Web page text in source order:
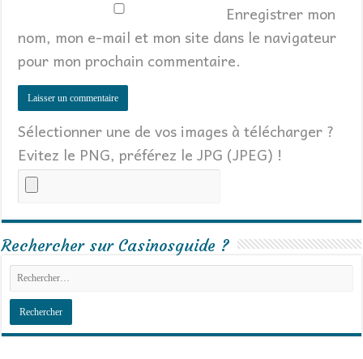
Enregistrer mon
nom, mon e-mail et mon site dans le navigateur
pour mon prochain commentaire.
Sélectionner une de vos images à télécharger ?
Evitez le PNG, préférez le JPG (JPEG) !
Rechercher sur Casinosguide ?